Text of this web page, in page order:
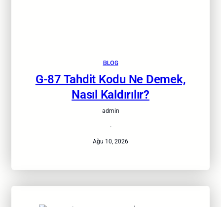
BLOG
G-87 Tahdit Kodu Ne Demek,
Nasıl Kaldırılır?
admin
·
Ağu 10, 2026